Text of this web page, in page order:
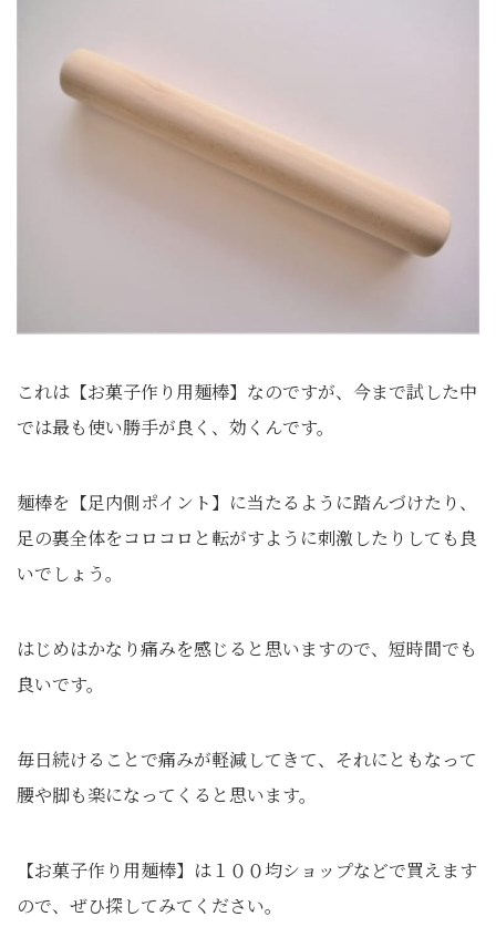
これは【お菓子作り用麺棒】なのですが、今まで試した中
では最も使い勝手が良く、効くんです。
麺棒を【足内側ポイント】に当たるように踏んづけたり、
足の裏全体をコロコロと転がすように刺激したりしても良
いでしょう。
はじめはかなり痛みを感じると思いますので、短時間でも
良いです。
毎日続けることで痛みが軽減してきて、それにともなって
腰や脚も楽になってくると思います。
【お菓子作り用麺棒】は１００均ショップなどで買えます
ので、ぜひ探してみてください。